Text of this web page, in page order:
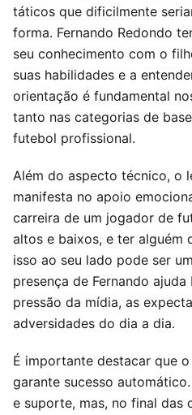
táticos que dificilmente
forma. Fernando Redondo
seu conhecimento com o
suas habilidades e a
orientação é fundamental
tanto nas categorias de
futebol profissional.
Além do aspecto técnico, o
manifesta no apoio
carreira de um jogador de
altos e baixos, e ter alguém
isso ao seu lado pode ser
presença de Fernando
pressão da mídia, as
adversidades do dia a dia.
É importante destacar que
garante sucesso
e suporte, mas, no final das